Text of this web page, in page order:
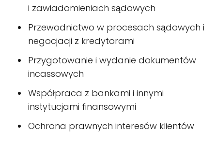
i zawiadomieniach sądowych
Przewodnictwo w procesach sądowych i
negocjacji z kredytorami
Przygotowanie i wydanie dokumentów
incassowych
Współpraca z bankami i innymi
instytucjami finansowymi
Ochrona prawnych interesów klientów